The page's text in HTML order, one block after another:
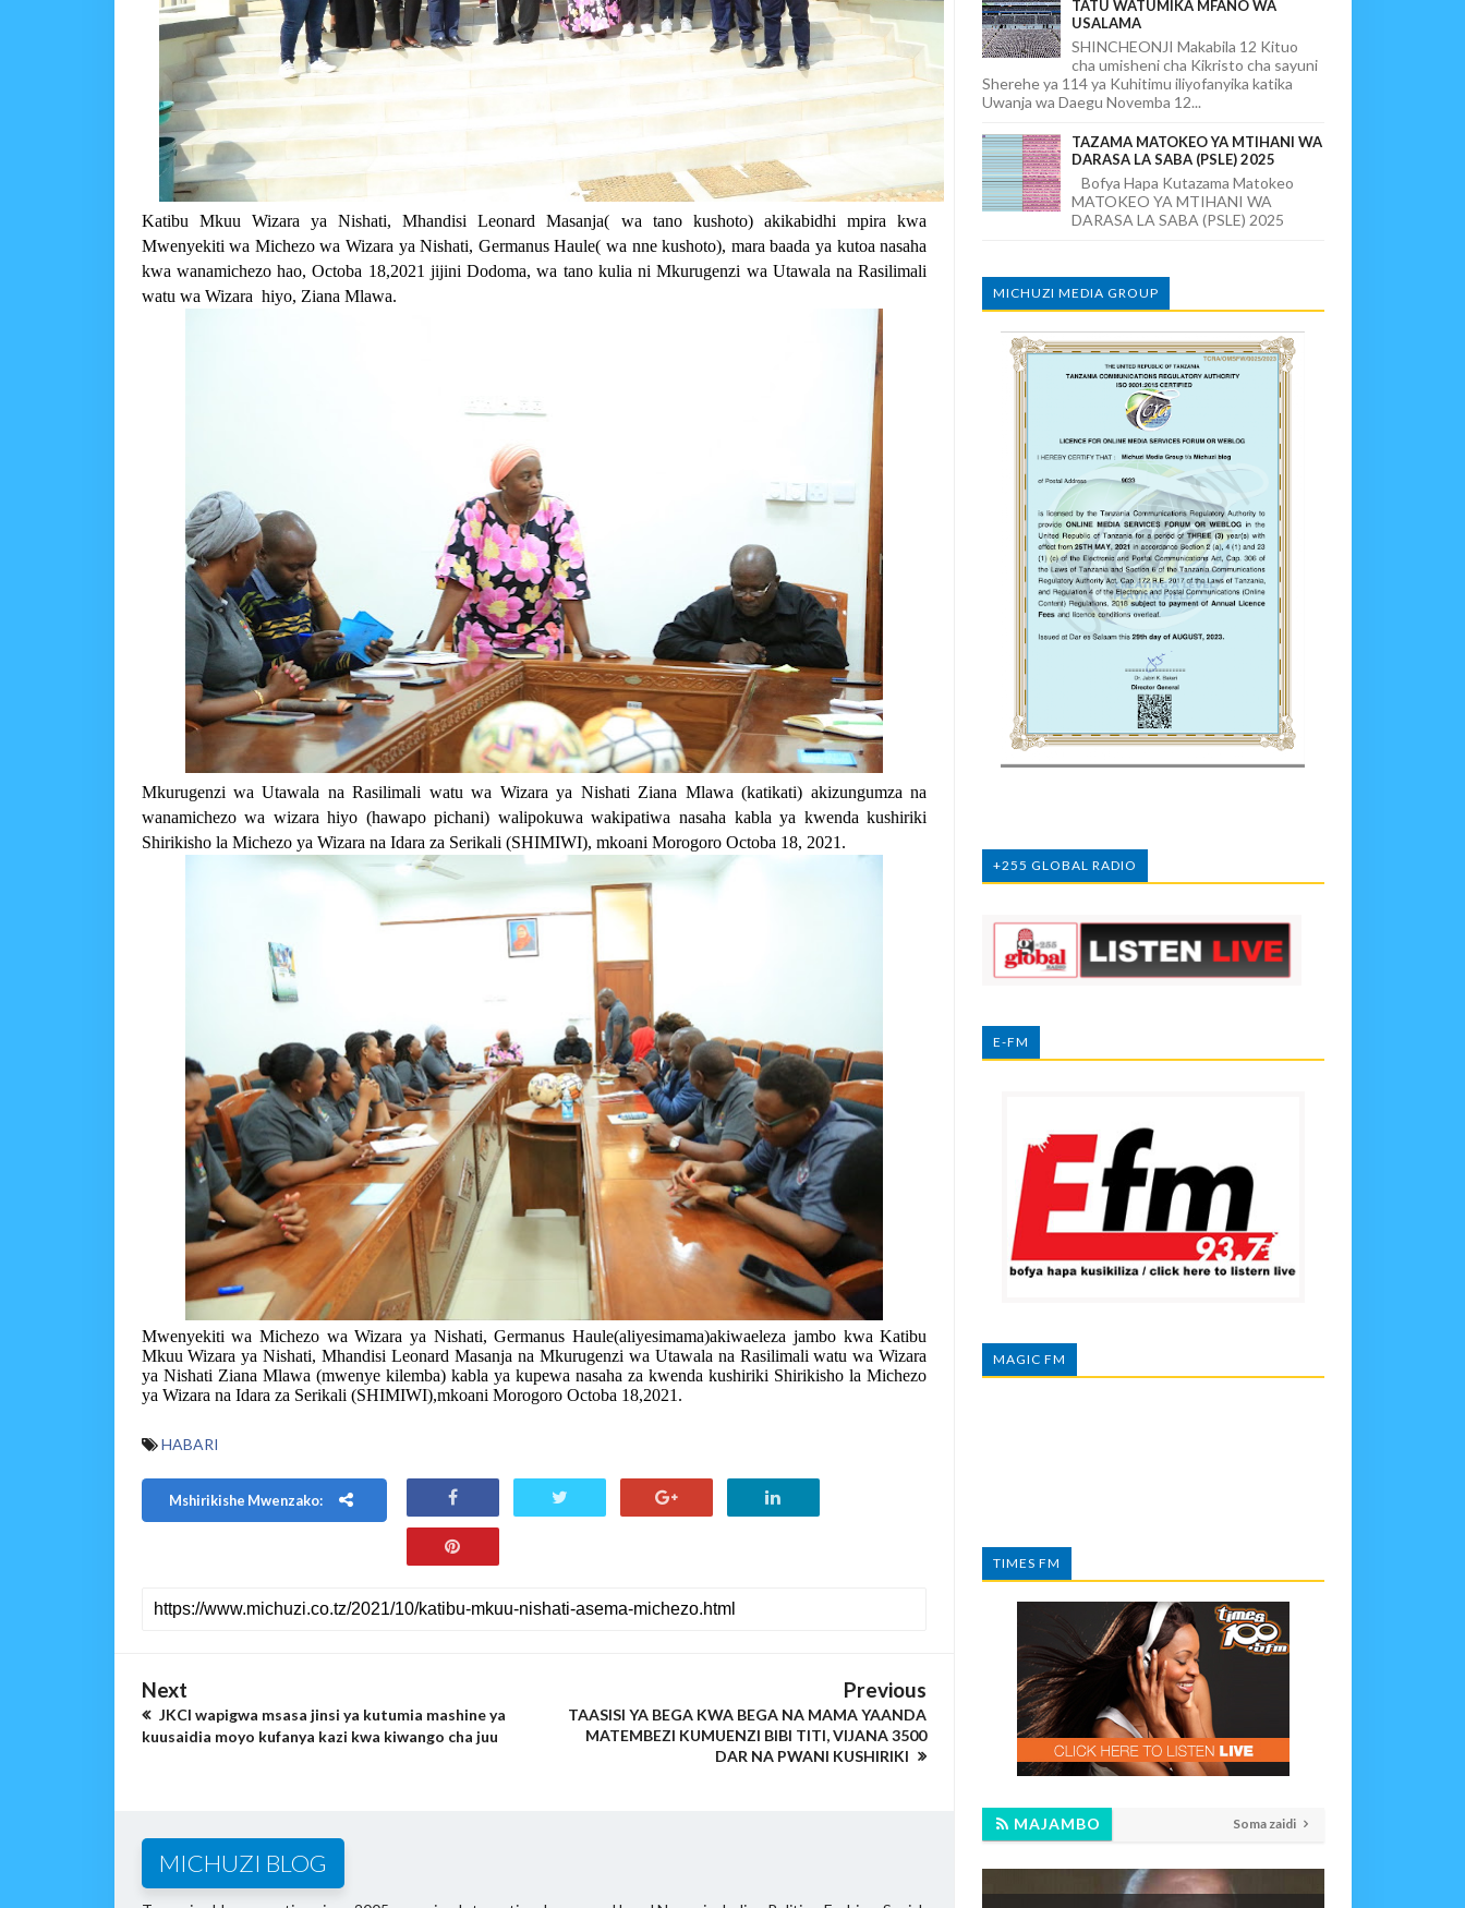
Katibu Mkuu Wizara ya Nishati, Mhandisi Leonard Masanja( wa tano kushoto) akikabidhi mpira kwa
Mwenyekiti wa Michezo wa Wizara ya Nishati, Germanus Haule( wa nne kushoto), mara baada ya kutoa nasaha
kwa wanamichezo hao, Octoba 18,2021 jijini Dodoma, wa tano kulia ni Mkurugenzi wa Utawala na Rasilimali
watu wa Wizara hiyo, Ziana Mlawa.
Mkurugenzi wa Utawala na Rasilimali watu wa Wizara ya Nishati Ziana Mlawa (katikati) akizungumza na
wanamichezo wa wizara hiyo (hawapo pichani) walipokuwa wakipatiwa nasaha kabla ya kwenda kushiriki
Shirikisho la Michezo ya Wizara na Idara za Serikali (SHIMIWI), mkoani Morogoro Octoba 18, 2021.
Mwenyekiti wa Michezo wa Wizara ya Nishati, Germanus Haule(aliyesimama)akiwaeleza jambo kwa Katibu
Mkuu Wizara ya Nishati, Mhandisi Leonard Masanja na Mkurugenzi wa Utawala na Rasilimali watu wa Wizara
ya Nishati Ziana Mlawa (mwenye kilemba) kabla ya kupewa nasaha za kwenda kushiriki Shirikisho la Michezo
ya Wizara na Idara za Serikali (SHIMIWI),mkoani Morogoro Octoba 18,2021.
HABARI
Mshirikishe Mwenzako:
Next
JKCI wapigwa msasa jinsi ya kutumia mashine ya
kuusaidia moyo kufanya kazi kwa kiwango cha juu
Previous
TAASISI YA BEGA KWA BEGA NA MAMA YAANDA
MATEMBEZI KUMUENZI BIBI TITI, VIJANA 3500
DAR NA PWANI KUSHIRIKI
MICHUZI BLOG
TATU WATUMIKA MFANO WA
USALAMA
SHINCHEONJI Makabila 12 Kituo
cha umisheni cha Kikristo cha sayuni
Sherehe ya 114 ya Kuhitimu iliyofanyika katika
Uwanja wa Daegu Novemba 12...
TAZAMA MATOKEO YA MTIHANI WA
DARASA LA SABA (PSLE) 2025
Bofya Hapa Kutazama Matokeo
MATOKEO YA MTIHANI WA
DARASA LA SABA (PSLE) 2025
MICHUZI MEDIA GROUP
+255 GLOBAL RADIO
E-FM
MAGIC FM
TIMES FM
MAJAMBO Soma zaidi